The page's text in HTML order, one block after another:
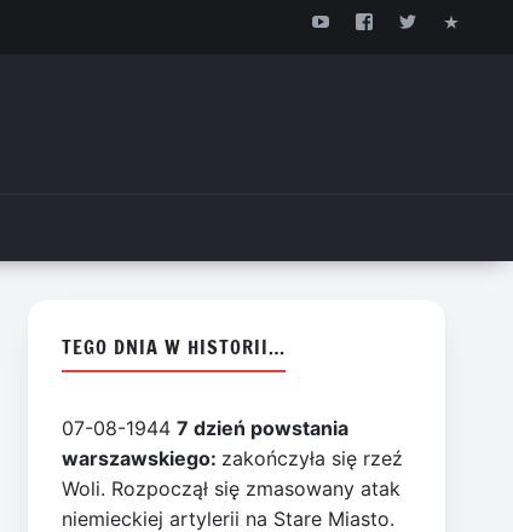
TEGO DNIA W HISTORII…
07-08-19447 dzień powstania
warszawskiego: zakończyła się rzeź
Woli. Rozpoczął się zmasowany atak
niemieckiej artylerii na Stare Miasto.